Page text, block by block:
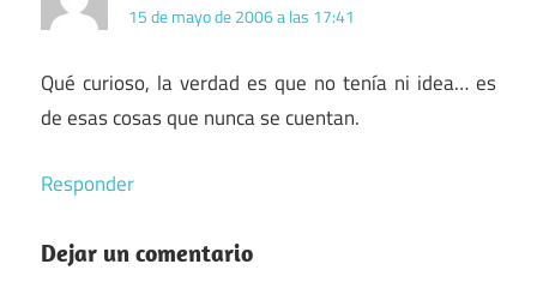
15 de mayo de 2006 a las 17:41
Qué curioso, la verdad es que no tenía ni idea… es
de esas cosas que nunca se cuentan.
Responder
Dejar un comentario